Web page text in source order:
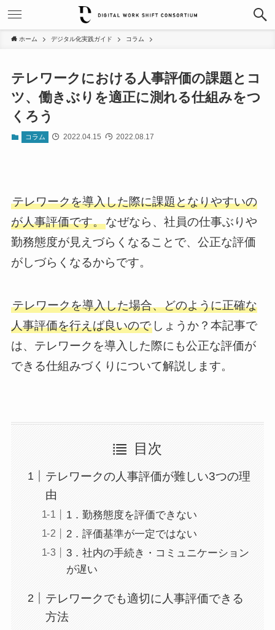
ホーム デジタル化実践ガイド コラム
テレワークにおける人事評価の課題とコ
ツ、働きぶりを適正に測れる仕組みをつ
くろう
コラム 2022.04.15 2022.08.17
テレワークを導入した際に課題となりやすいの
が人事評価です。なぜなら、社員の仕事ぶりや
勤務態度が見えづらくなることで、公正な評価
がしづらくなるからです。
テレワークを導入した場合、どのように正確な
人事評価を行えば良いのでしょうか？本記事で
は、テレワークを導入した際にも公正な評価が
できる仕組みづくりについて解説します。
目次
テレワークの人事評価が難しい3つの理
由
1．勤務態度を評価できない
2．評価基準が一定ではない
3．社内の手続き・コミュニケーション
が遅い
テレワークでも適切に人事評価できる
方法